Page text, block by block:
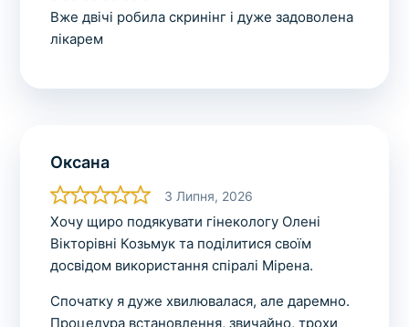
Вже двічі робила скринінг і дуже задоволена
лікарем
Оксана
3 Липня, 2026
Хочу щиро подякувати гінекологу Олені
Вікторівні Козьмук та поділитися своїм
досвідом використання спіралі Мірена.
Спочатку я дуже хвилювалася, але даремно.
Процедура встановлення, звичайно, трохи